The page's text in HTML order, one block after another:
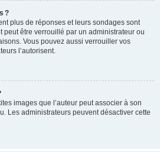
?
plus de réponses et leurs sondages sont
peut être verrouillé par un administrateur ou
Vous pouvez aussi verrouiller vos
l’autorisent.
images que l’auteur peut associer à son
Les administrateurs peuvent désactiver cette